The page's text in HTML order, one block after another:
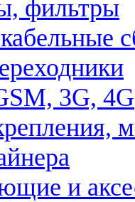
фильтры
3G, 4G
и